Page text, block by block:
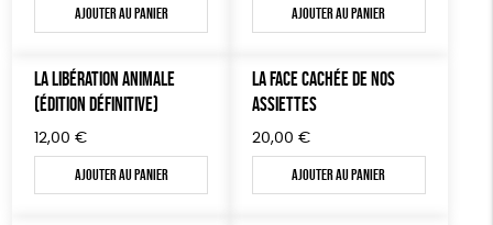
L214 MAG
CARTES
BROCHURES
OUTILS ÉDUCATIFS
MON JOURNAL ANIMAL
Prix : du - cher au + cher
Disponibilité
50 € - 100 €
150 € - 200 €
Plus de 200€
Oeko-Tex OEKO-Tex, PETA approuved vegan
Ajouter au panier Ajouter au panier
LA LIBÉRATION ANIMALE
(ÉDITION DÉFINITIVE)
12,00 €
Ajouter au panier
LA FACE CACHÉE DE NOS
ASSIETTES
20,00 €
Ajouter au panier